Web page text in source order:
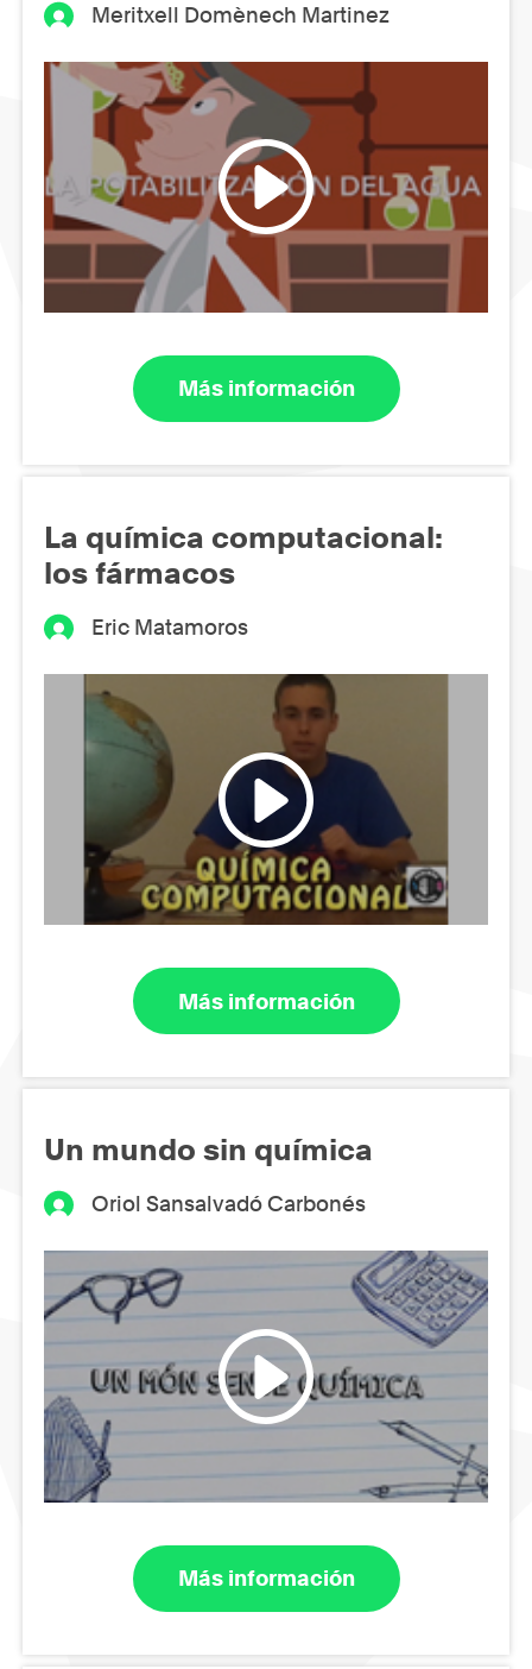
Meritxell Domènech Martinez
Más información
La química computacional:
los fármacos
Eric Matamoros
Más información
Un mundo sin química
Oriol Sansalvadó Carbonés
Más información